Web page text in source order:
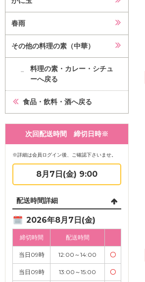
春雨
その他の料理の素（中華）
料理の素・カレー・シチュ
ーへ戻る
食品・飲料・酒へ戻る
次回配送時間 締切日時※
※詳細は会員ログイン後、ご確認下さいませ。
8月7日(金) 9:00
配送時間詳細
2026年8月7日(金)
締切時間 配送時間
当日09時 12:00～14:00 〇
当日09時 13:00～15:00 〇